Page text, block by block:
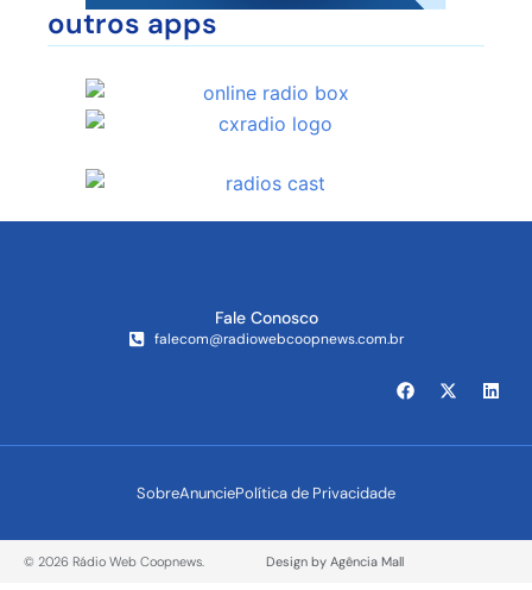
outros apps
Fale Conosco
falecom@radiowebcoopnews.com.br
SobreAnunciePolítica de Privacidade
© 2026 Rádio Web Coopnews. Design by Agência Mall